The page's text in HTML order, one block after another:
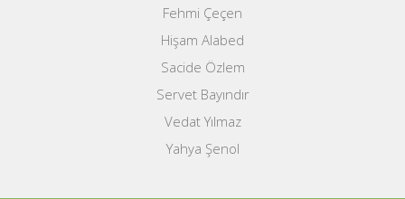
Fehmi Çeçen
Hişam Alabed
Sacide Özlem
Servet Bayındır
Vedat Yılmaz
Yahya Şenol